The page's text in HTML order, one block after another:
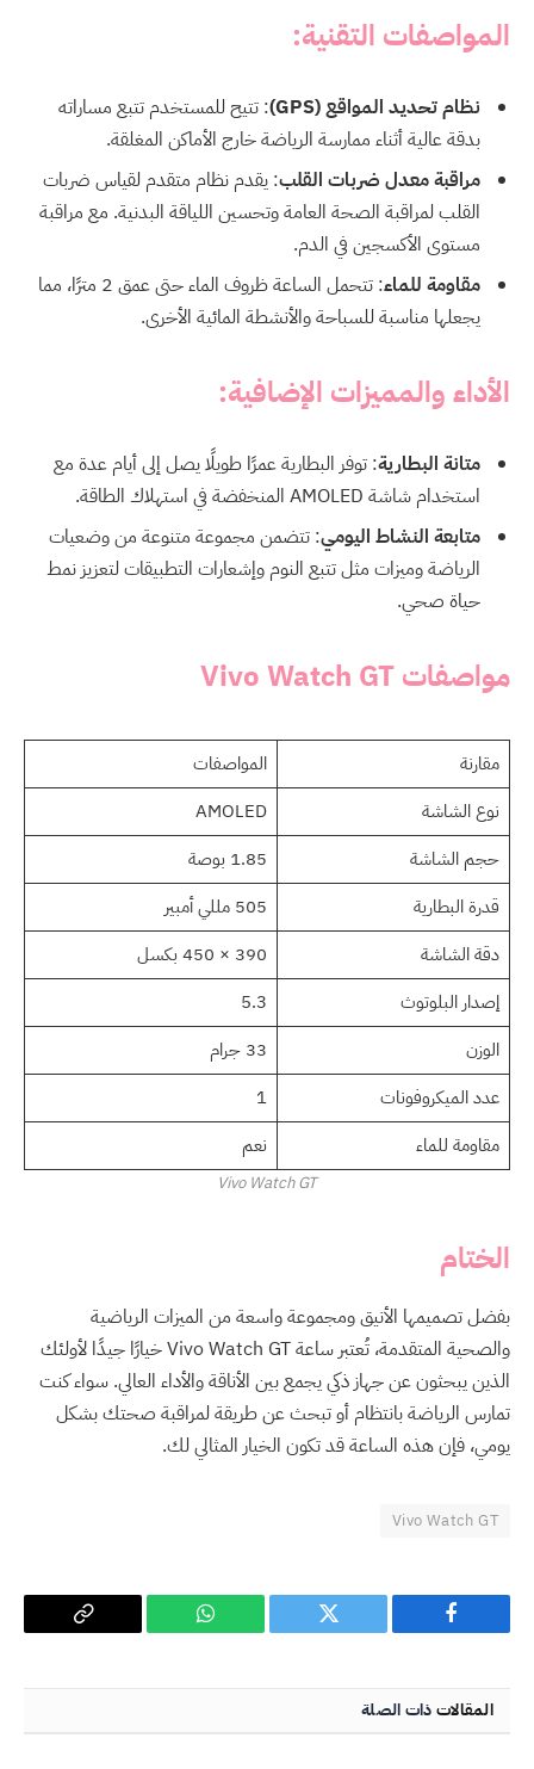
المواصفات التقنية:
نظام تحديد المواقع (GPS)
: تتيح للمستخدم تتبع مساراته
بدقة عالية أثناء ممارسة الرياضة خارج الأماكن المغلقة.
مراقبة معدل ضربات القلب: يقدم نظام متقدم لقياس ضربات
القلب لمراقبة الصحة العامة وتحسين اللياقة البدنية. مع مراقبة
مستوى الأكسجين في الدم.
مقاومة للماء
: تتحمل الساعة ظروف الماء حتى عمق 2 مترًا، مما
يجعلها مناسبة للسباحة والأنشطة المائية الأخرى.
الأداء والمميزات الإضافية:
متانة البطارية: توفر البطارية عمرًا طويلًا يصل إلى أيام عدة مع
استخدام شاشة AMOLED المنخفضة في استهلاك الطاقة.
متابعة النشاط اليومي: تتضمن مجموعة متنوعة من وضعيات
الرياضة وميزات مثل تتبع النوم وإشعارات التطبيقات لتعزيز نمط
حياة صحي.
مواصفات Vivo Watch GT
مقارنة
المواصفات
نوع الشاشة
AMOLED
حجم الشاشة
1.85 بوصة
قدرة البطارية
505 مللي أمبير
دقة الشاشة
390 × 450 بكسل
إصدار البلوتوث
5.3
الوزن
33 جرام
عدد الميكروفونات
1
مقاومة للماء
نعم
Vivo Watch GT
الختام
بفضل تصميمها الأنيق ومجموعة واسعة من الميزات الرياضية
والصحية المتقدمة، تُعتبر ساعة Vivo Watch GT خيارًا جيدًا لأولئك
الذين يبحثون عن جهاز ذكي يجمع بين الأناقة والأداء العالي. سواء كنت
تمارس الرياضة بانتظام أو تبحث عن طريقة لمراقبة صحتك بشكل
يومي، فإن هذه الساعة قد تكون الخيار المثالي لك.
Vivo Watch GT
فيسبوك تويتر واتساب
Copy
المقالاتذات الصلة